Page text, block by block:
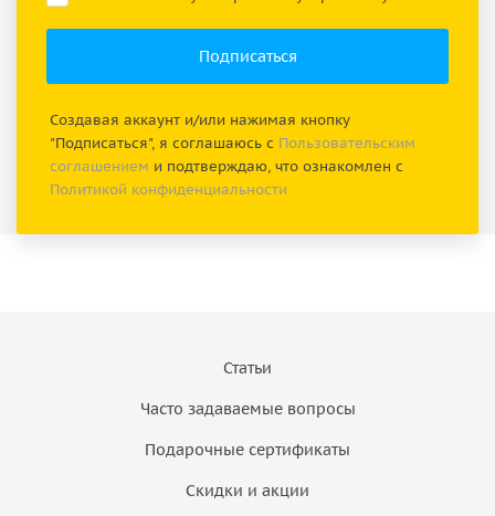
Создавая аккаунт и/или нажимая кнопку
"Подписаться", я соглашаюсь с Пользовательским
соглашением и подтверждаю, что ознакомлен с
Политикой конфиденциальности
Статьи
Часто задаваемые вопросы
Подарочные сертификаты
Скидки и акции